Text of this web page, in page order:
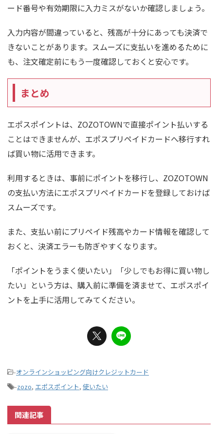
ード番号や有効期限に入力ミスがないか確認しましょう。
入力内容が間違っていると、残高が十分にあっても決済で
きないことがあります。スムーズに支払いを進めるために
も、注文確定前にもう一度確認しておくと安心です。
まとめ
エポスポイントは、ZOZOTOWNで直接ポイント払いする
ことはできませんが、エポスプリペイドカードへ移行すれ
ば買い物に活用できます。
利用するときは、事前にポイントを移行し、ZOZOTOWN
の支払い方法にエポスプリペイドカードを登録しておけば
スムーズです。
また、支払い前にプリペイド残高やカード情報を確認して
おくと、決済エラーも防ぎやすくなります。
「ポイントをうまく使いたい」「少しでもお得に買い物し
たい」という方は、購入前に準備を済ませて、エポスポイ
ントを上手に活用してみてください。
-オンラインショッピング向けクレジットカード
-zozo, エポスポイント, 使いたい
関連記事